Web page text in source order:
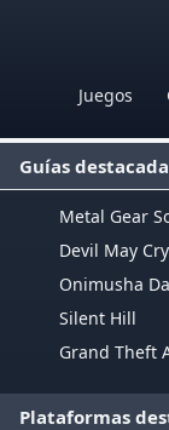
Juegos
Guías
Metal Gear
Devil May
Onimusha
Silent Hill
Grand Theft
Plataformas